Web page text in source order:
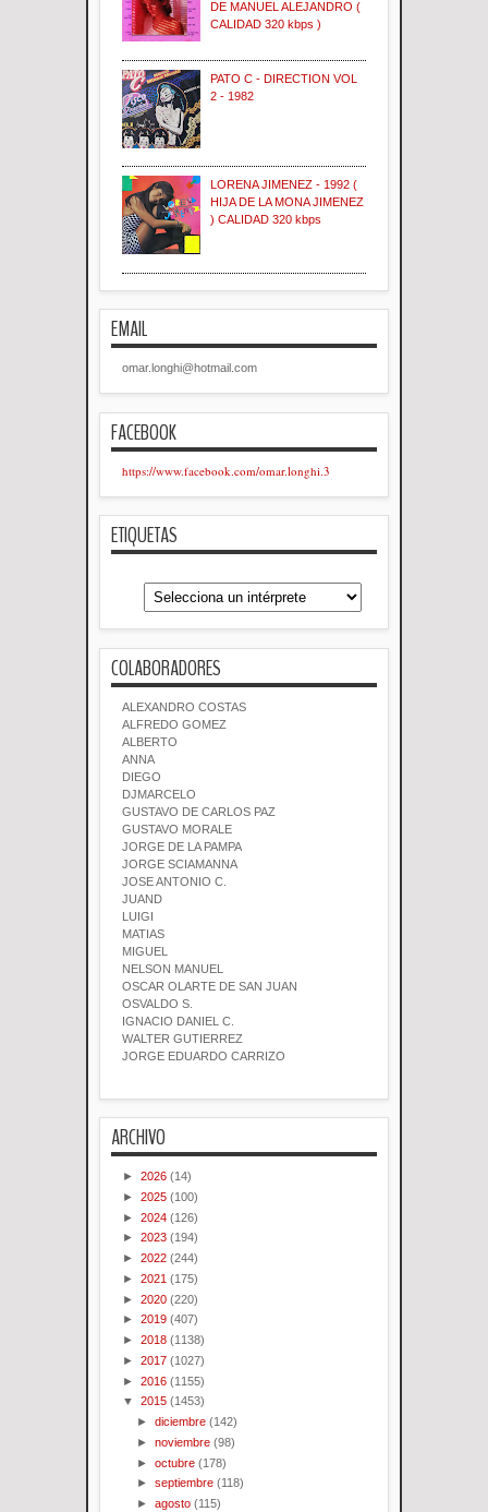
DE MANUEL ALEJANDRO (
CALIDAD 320 kbps )
PATO C - DIRECTION VOL
2 - 1982
LORENA JIMENEZ - 1992 (
HIJA DE LA MONA JIMENEZ
) CALIDAD 320 kbps
EMAIL
omar.longhi@hotmail.com
FACEBOOK
https://www.facebook.com/omar.longhi.3
ETIQUETAS
COLABORADORES
ALEXANDRO COSTAS
ALFREDO GOMEZ
ALBERTO
ANNA
DIEGO
DJMARCELO
GUSTAVO DE CARLOS PAZ
GUSTAVO MORALE
JORGE DE LA PAMPA
JORGE SCIAMANNA
JOSE ANTONIO C.
JUAND
LUIGI
MATIAS
MIGUEL
NELSON MANUEL
OSCAR OLARTE DE SAN JUAN
OSVALDO S.
IGNACIO DANIEL C.
WALTER GUTIERREZ
JORGE EDUARDO CARRIZO
ARCHIVO
► 2026 (14)
► 2025 (100)
► 2024 (126)
► 2023 (194)
► 2022 (244)
► 2021 (175)
► 2020 (220)
► 2019 (407)
► 2018 (1138)
► 2017 (1027)
► 2016 (1155)
▼ 2015 (1453)
►diciembre (142)
►noviembre (98)
►octubre (178)
►septiembre (118)
►agosto (115)